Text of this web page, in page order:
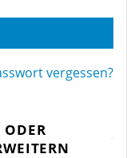
vergessen?